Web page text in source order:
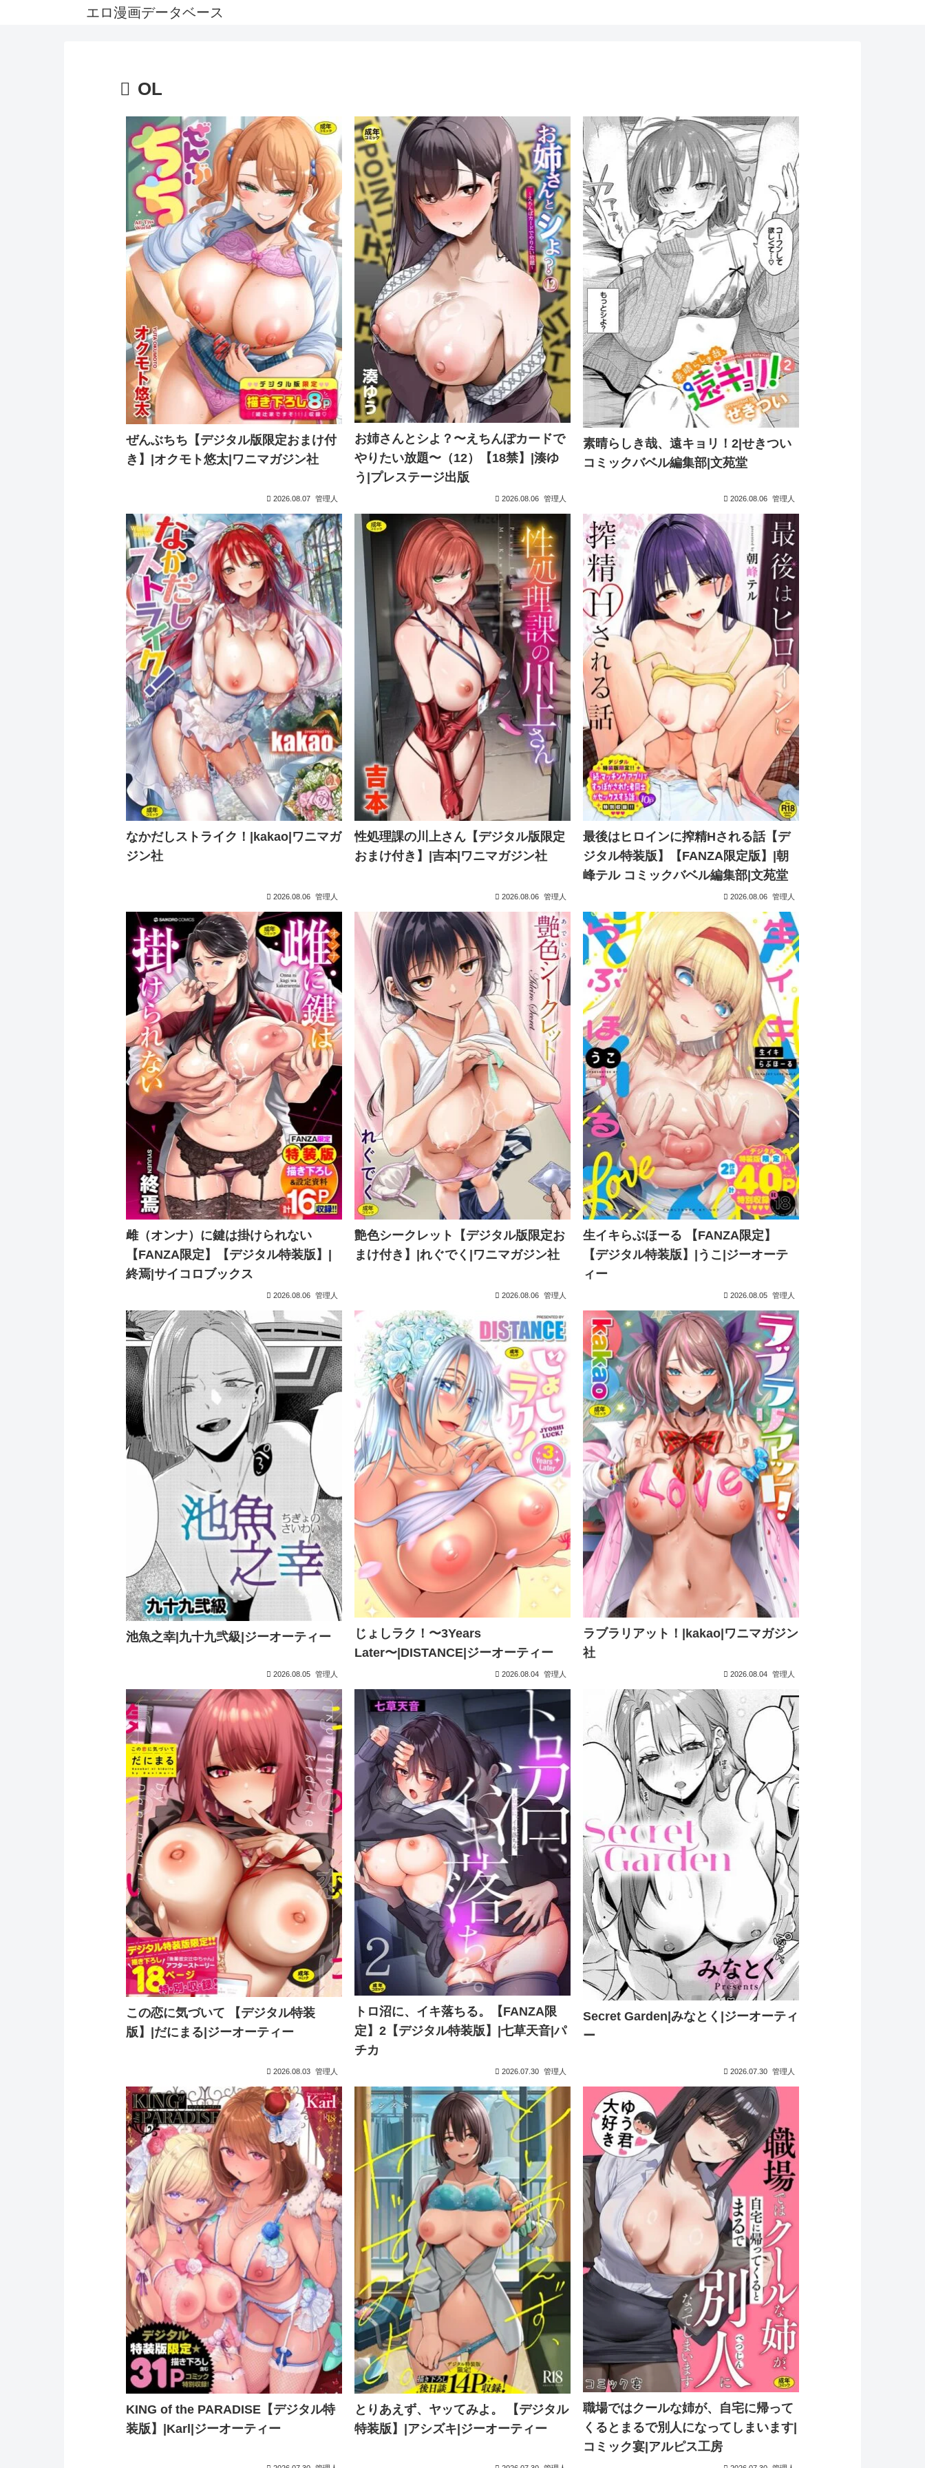
エロ漫画データベース
OL
ぜんぶちち【デジタル版限定おまけ付
き】|オクモト悠太|ワニマガジン社
2026.08.07 管理人
お姉さんとシよ？〜えちんぽカードで
やりたい放題〜（12）【18禁】|湊ゆ
う|プレステージ出版
2026.08.06 管理人
素晴らしき哉、遠キョリ！2|せきつい
コミックバベル編集部|文苑堂
2026.08.06 管理人
なかだしストライク！|kakao|ワニマガ
ジン社
2026.08.06 管理人
性処理課の川上さん【デジタル版限定
おまけ付き】|吉本|ワニマガジン社
2026.08.06 管理人
最後はヒロインに搾精Hされる話【デ
ジタル特装版】【FANZA限定版】|朝
峰テル コミックバベル編集部|文苑堂
2026.08.06 管理人
雌（オンナ）に鍵は掛けられない
【FANZA限定】【デジタル特装版】|
終焉|サイコロブックス
2026.08.06 管理人
艶色シークレット【デジタル版限定お
まけ付き】|れぐでく|ワニマガジン社
2026.08.06 管理人
生イキらぶほーる 【FANZA限定】
【デジタル特装版】|うこ|ジーオーテ
ィー
2026.08.05 管理人
池魚之幸|九十九弐級|ジーオーティー
2026.08.05 管理人
じょしラク！〜3Years
Later〜|DISTANCE|ジーオーティー
2026.08.04 管理人
ラブラリアット！|kakao|ワニマガジン
社
2026.08.04 管理人
この恋に気づいて 【デジタル特装
版】|だにまる|ジーオーティー
2026.08.03 管理人
トロ沼に、イキ落ちる。【FANZA限
定】2【デジタル特装版】|七草天音|パ
チカ
2026.07.30 管理人
Secret Garden|みなとく|ジーオーティ
ー
2026.07.30 管理人
KING of the PARADISE【デジタル特
装版】|Karl|ジーオーティー
とりあえず、ヤッてみよ。 【デジタル
特装版】|アシズキ|ジーオーティー
職場ではクールな姉が、自宅に帰って
くるとまるで別人になってしまいます|
コミック宴|アルピス工房